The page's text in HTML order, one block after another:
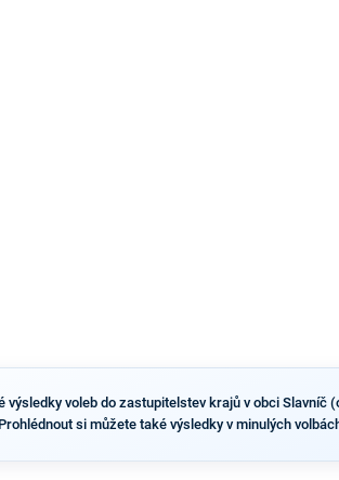
výsledky voleb do zastupitelstev krajů v obci
si můžete také výsledky v minulých